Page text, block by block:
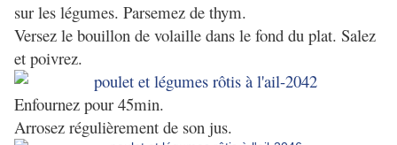
sur les légumes. Parsemez de thym.
Versez le bouillon de volaille dans le fond du plat. Salez
et poivrez.
Enfournez pour 45min.
Arrosez régulièrement de son jus.